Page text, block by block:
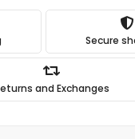
Secure
and Exchanges